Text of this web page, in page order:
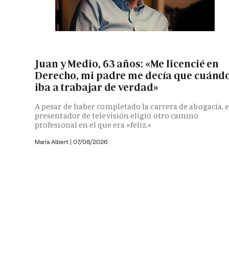
Juan y Medio, 63 años: «Me licencié en
Derecho, mi padre me decía que
iba a trabajar de verdad»
A pesar de haber completado la carrera de abogacía,
presentador de televisión eligió otro camino
profesional en el que era «feliz»
María Albert | 07/08/2026